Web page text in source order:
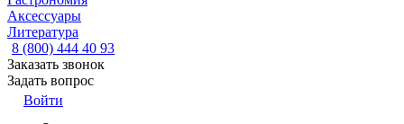
Аксессуары
Литература
8 (800) 444 40 93
Заказать звонок
Задать вопрос
Войти